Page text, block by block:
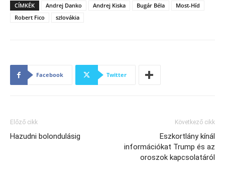
CÍMKÉK Andrej Danko Andrej Kiska Bugár Béla
Most-Híd
Robert Fico
szlovákia
Facebook Twitter
Előző cikk
Hazudni bolondulásig
Következő cikk
Eszkortlány kínál
információkat Trump és az
oroszok kapcsolatáról